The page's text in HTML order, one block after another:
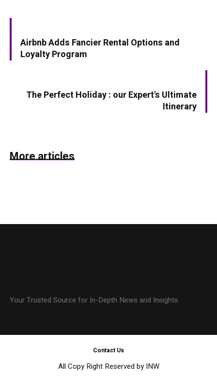
Airbnb Adds Fancier Rental Options and
Loyalty Program
The Perfect Holiday : our Expert's Ultimate
Itinerary
More articles
Your Trusted Source for In-Depth News and Insights
Contact Us
All Copy Right Reserved by INW